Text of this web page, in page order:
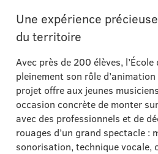
Une expérience
du territoire
Avec près de 200 élèves, l’École
pleinement son rôle
projet offre aux jeunes
occasion concrète de monter
avec des professionnels et de
rouages d’un grand spectacle :
sonorisation, technique vocale,